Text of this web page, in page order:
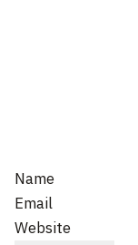
Name
Email
Website